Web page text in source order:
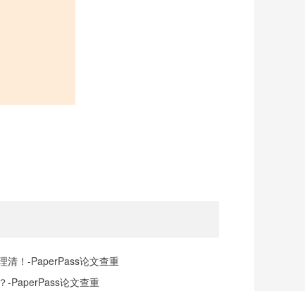
清！-PaperPass论文查重
-PaperPass论文查重